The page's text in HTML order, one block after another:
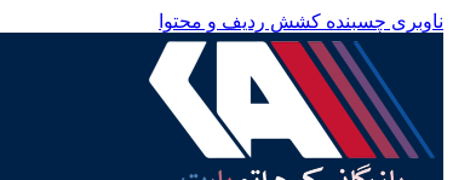
ناوبری چسبنده کشش ردیف و محتوا